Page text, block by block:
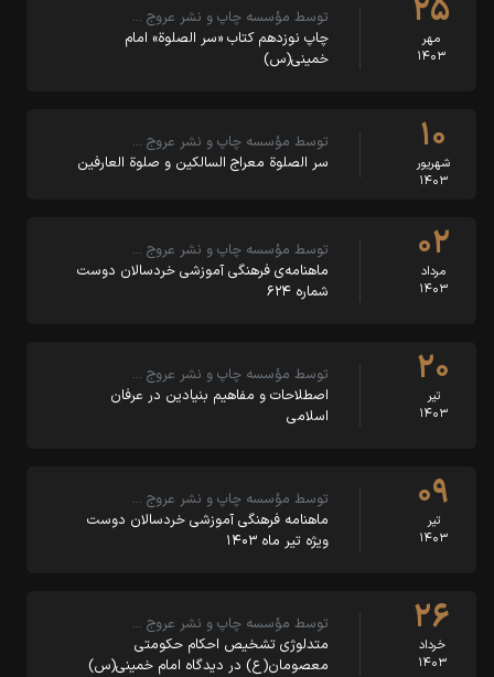
۲۵
مهر
۱۴۰۳
توسط مؤسسه چاپ و نشر عروج …
چاپ نوزدهم کتاب «سر الصلوة» امام
خمینی(س)
۱۰
شهریور
۱۴۰۳
توسط مؤسسه چاپ و نشر عروج …
سر الصلوة معراج السالکین و صلوة العارفین
۰۲
مرداد
۱۴۰۳
توسط مؤسسه چاپ و نشر عروج …
ماهنامه‌ی فرهنگی آموزشی خردسالان دوست
شماره ۶۲۴
۲۰
تیر
۱۴۰۳
توسط مؤسسه چاپ و نشر عروج …
اصطلاحات و مفاهیم بنیادین در عرفان
اسلامی
۰۹
تیر
۱۴۰۳
توسط مؤسسه چاپ و نشر عروج …
ماهنامه‌ فرهنگی آموزشی خردسالان دوست
ویژه تیر ماه ۱۴۰۳
۲۶
خرداد
۱۴۰۳
توسط مؤسسه چاپ و نشر عروج …
متدلوژی تشخیص احکام حکومتی
معصومان(ع) در دیدگاه امام خمینی(س)